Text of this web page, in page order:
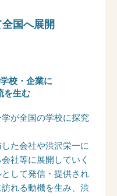
国へ展開
校・企業に
を生む
が全国の学校に探究
た会社や渋沢栄一に
社等に展開していく
して発信・提供され
れる動機を生み、渋